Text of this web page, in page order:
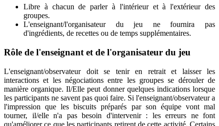
Libre à chacun de parler à l'intérieur et à l'extérieur des
groupes.
L'enseignant/l'organisateur du jeu ne fournira pas
d'ingrédients, de recettes ou de temps supplémentaires.
Rôle de l'enseignant et de l'organisateur du jeu
L'enseignant/observateur doit se tenir en retrait et laisser les
interactions et les négociations entre les groupes se dérouler de
manière organique. Il/Elle peut donner quelques indications lorsque
les participants ne savent pas quoi faire. Si l'enseignant/observateur a
l'impression que les biscuits préparés par son équipe vont mal
tourner, il/elle n'a pas besoin d'intervenir : les erreurs ne font
qu'améliorer ce que les participants retirent de cette activité. Certains